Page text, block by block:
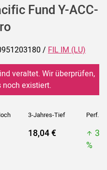
Fund Y-ACC-
/ FIL IM (LU)
veraltet. Wir überprüfen,
noch existiert.
3-Jahres-Tief Perf. 5J
18,04 €
%